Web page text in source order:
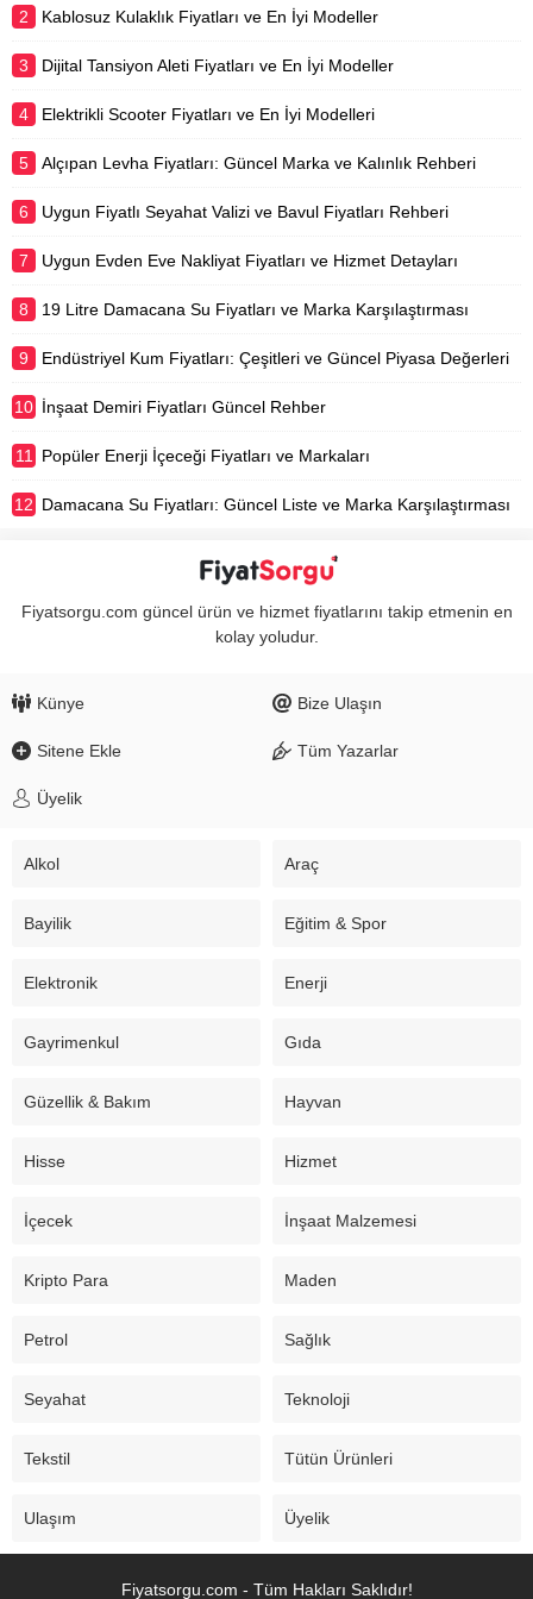
2 Kablosuz Kulaklık Fiyatları ve En İyi Modeller
3 Dijital Tansiyon Aleti Fiyatları ve En İyi Modeller
4 Elektrikli Scooter Fiyatları ve En İyi Modelleri
5 Alçıpan Levha Fiyatları: Güncel Marka ve Kalınlık Rehberi
6 Uygun Fiyatlı Seyahat Valizi ve Bavul Fiyatları Rehberi
7 Uygun Evden Eve Nakliyat Fiyatları ve Hizmet Detayları
8 19 Litre Damacana Su Fiyatları ve Marka Karşılaştırması
9 Endüstriyel Kum Fiyatları: Çeşitleri ve Güncel Piyasa Değerleri
10 İnşaat Demiri Fiyatları Güncel Rehber
11 Popüler Enerji İçeceği Fiyatları ve Markaları
12 Damacana Su Fiyatları: Güncel Liste ve Marka Karşılaştırması
Fiyatsorgu.com güncel ürün ve hizmet fiyatlarını takip etmenin en
kolay yoludur.
Künye Bize Ulaşın
Sitene Ekle Tüm Yazarlar
Üyelik
Alkol Araç
Bayilik Eğitim & Spor
Elektronik Enerji
Gayrimenkul Gıda
Güzellik & Bakım Hayvan
Hisse Hizmet
İçecek İnşaat Malzemesi
Kripto Para Maden
Petrol Sağlık
Seyahat Teknoloji
Tekstil Tütün Ürünleri
Ulaşım Üyelik
Fiyatsorgu.com - Tüm Hakları Saklıdır!